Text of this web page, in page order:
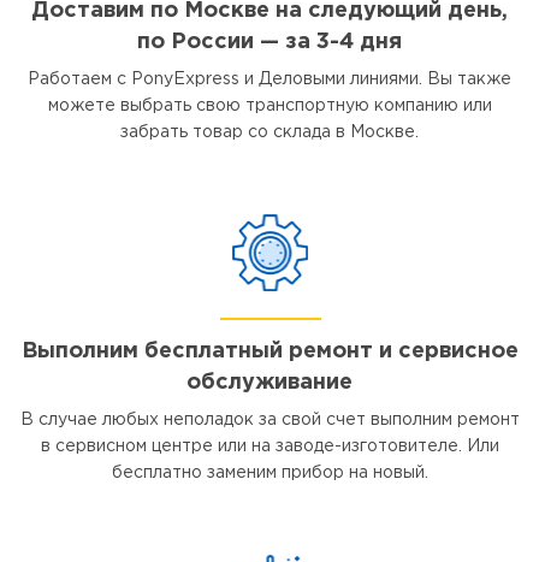
Доставим по Москве на следующий день,
по России — за 3-4 дня
Работаем с PonyExpress и Деловыми линиями. Вы также
можете выбрать свою транспортную компанию или
забрать товар со склада в Москве.
Выполним бесплатный ремонт и сервисное
обслуживание
В случае любых неполадок за свой счет выполним ремонт
в сервисном центре или на заводе-изготовителе. Или
бесплатно заменим прибор на новый.